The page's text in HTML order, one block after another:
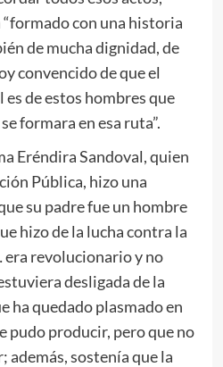
“formado con una historia
de mucha dignidad, de
convencido de que el
de estos hombres que
formara en esa ruta”.
Eréndira Sandoval, quien
Pública, hizo una
su padre fue un hombre
hizo de la lucha contra la
revolucionario y no
desligada de la
ha quedado plasmado en
pudo producir, pero que no
además, sostenía que la